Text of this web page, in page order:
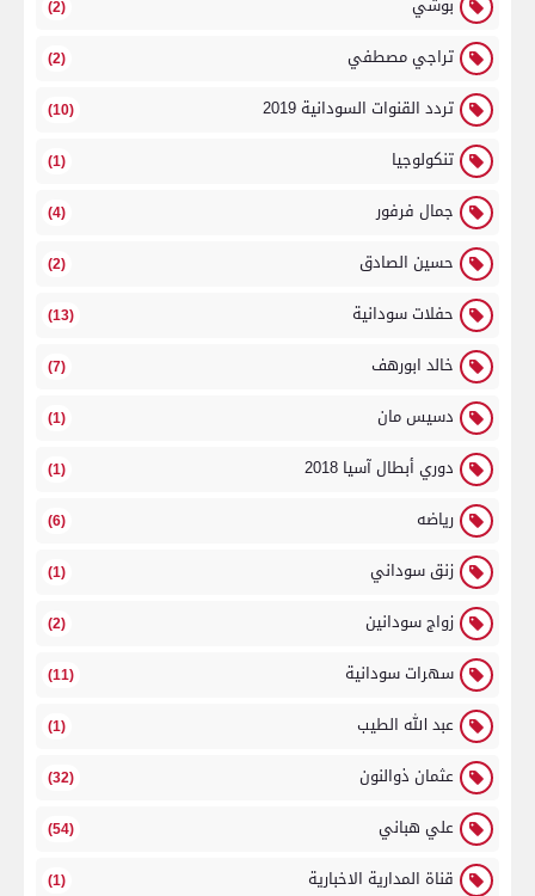
(2)
تراجي مصطفي (2)
تردد القنوات السودانية 2019 (10)
تنكولوجيا (1)
جمال فرفور (4)
حسين الصادق (2)
حفلات سودانية (13)
خالد ابورهف (7)
دسيس مان (1)
دوري أبطال آسيا 2018 (1)
رياضه (6)
زنق سوداني (1)
زواج سودانين (2)
سهرات سودانية (11)
عبد الله الطيب (1)
عثمان ذوالنون (32)
علي هباني (54)
قناة المدارية الاخبارية (1)